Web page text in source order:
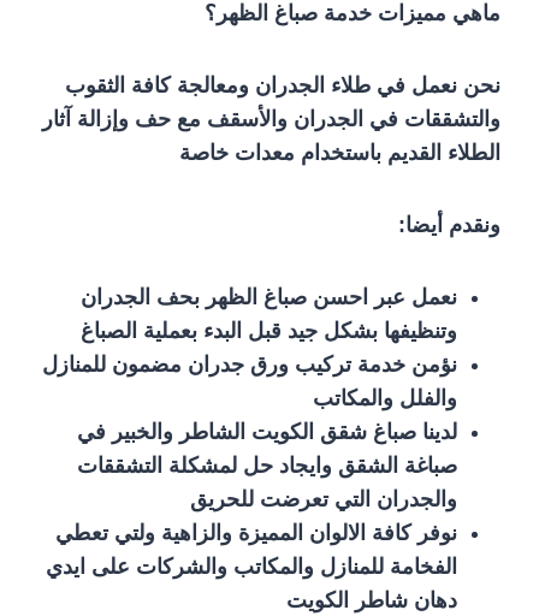
ماهي مميزات خدمة صباغ الظهر؟
نحن نعمل في طلاء الجدران ومعالجة كافة الثقوب
والتشققات في الجدران والأسقف مع حف وإزالة آثار
الطلاء القديم باستخدام معدات خاصة
ونقدم أيضا:
نعمل عبر احسن صباغ الظهر بحف الجدران
وتنظيفها بشكل جيد قبل البدء بعملية الصباغ
نؤمن خدمة تركيب ورق جدران مضمون للمنازل
والفلل والمكاتب
لدينا صباغ شقق الكويت الشاطر والخبير في
صباغة الشقق وايجاد حل لمشكلة التشققات
والجدران التي تعرضت للحريق
نوفر كافة الالوان المميزة والزاهية ولتي تعطي
الفخامة للمنازل والمكاتب والشركات على ايدي
دهان شاطر الكويت